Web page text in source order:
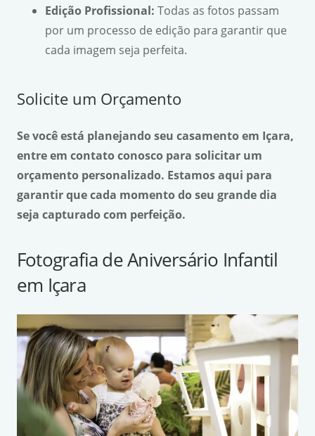
Edição Profissional: Todas as fotos passam
por um processo de edição para garantir que
cada imagem seja perfeita.
Solicite um Orçamento
Se você está planejando seu casamento em Içara,
entre em contato conosco para solicitar um
orçamento personalizado. Estamos aqui para
garantir que cada momento do seu grande dia
seja capturado com perfeição.
Fotografia de Aniversário Infantil
em Içara